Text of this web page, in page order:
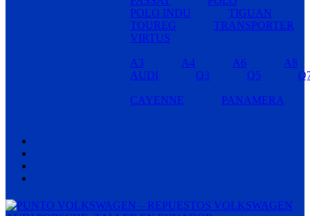
POLO INDU
TIGUAN
TOUREG
TRANSPORTER
VIRTUS
A3 A4 A6
A8
AUDI
Q3 Q5
CAYENNE PANAMERA